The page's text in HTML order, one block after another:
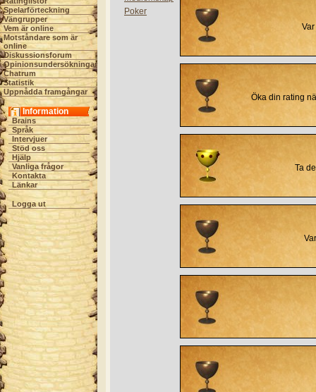
Spelarförteckning
Vängrupper
Vem är online
Motståndare som är
online
Diskussionsforum
Opinionsundersökningar
Chatrum
Statistik
Uppnådda framgångar
Information
Brains
Språk
Intervjuer
Stöd oss
Hjälp
Vanliga frågor
Kontakta
Länkar
Logga ut
Poker
Öka din rating
Ta